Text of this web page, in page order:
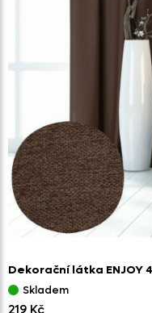
Dekorační látka ENJOY
Skladem
219 Kč